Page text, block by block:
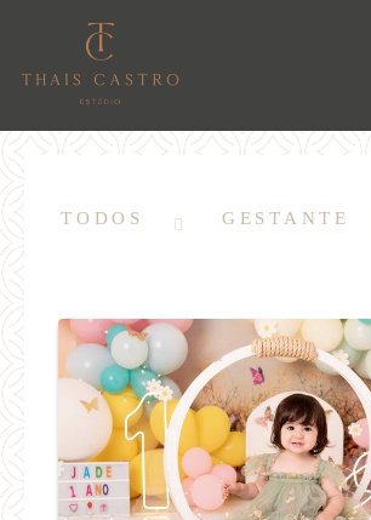
TODOS GESTANTE